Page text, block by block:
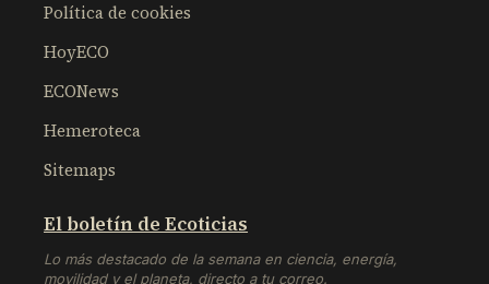
Política de cookies
HoyECO
ECONews
Hemeroteca
Sitemaps
El boletín de Ecoticias
Lo más destacado de la semana en ciencia, energía,
movilidad y el planeta, directo a tu correo.